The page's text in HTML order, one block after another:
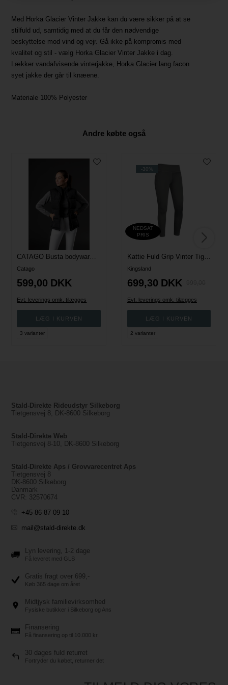
Med Horka Glacier Vinter Jakke kan du være sikker på at se
stilfuld ud, samtidig med at du får den nødvendige
beskyttelse mod vind og vejr. Gå ikke på kompromis med
kvalitet og stil - vælg Horka Glacier Vinter Jakke i dag.
Lækker vandafvisende vinterjakke, Horka Glacier lang facon
syet jakke der går til knæene.
Materiale 100% Polyester
Andre købte også
Catago
599,00 DKK
Evt. leverings omk. tilægges
3 varianter
-30%
NEDSAT
PRIS
Kingsland
699,30 DKK
Evt. leverings omk. tilægges
2 varianter
Stald-Direkte Rideudstyr Silkeborg
Tietgensvej 8, DK-8600 Silkeborg
Stald-Direkte Web
Tietgensvej 8-10, DK-8600 Silkeborg
Stald-Direkte Aps / Grovvarecentret Aps
Tietgensvej 8
DK-8600 Silkeborg
Danmark
CVR: 32570674
+45 86 87 09 10
mail@stald-direkte.dk
Lyn levering, 1-2 dage
Få leveret med GLS
Gratis fragt over 699,-
Køb 365 dage om året
Midtjysk familievirksomhed
Fysiske butikker i Silkeborg og Ans
Finansering
Få finansering op til 10.000 kr.
30 dages fuld returret
Fortryder du købet, returner det